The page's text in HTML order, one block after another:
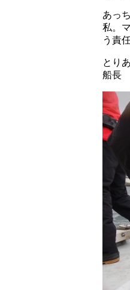
あっ
私。
う責
とり
船長